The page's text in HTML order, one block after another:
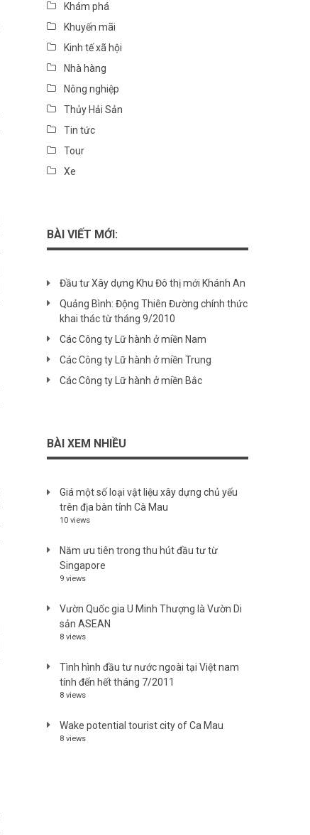
Khám phá
Khuyến mãi
Kinh tế xã hội
Nhà hàng
Nông nghiệp
Thủy Hải Sản
Tin tức
Tour
Xe
BÀI VIẾT MỚI:
Đầu tư Xây dựng Khu Đô thị mới Khánh An
Quảng Bình: Động Thiên Đường chính thức
khai thác từ tháng 9/2010
Các Công ty Lữ hành ở miền Nam
Các Công ty Lữ hành ở miền Trung
Các Công ty Lữ hành ở miền Bắc
BÀI XEM NHIỀU
Giá một số loại vật liệu xây dựng chủ yếu
trên địa bàn tỉnh Cà Mau
10 views
Năm ưu tiên trong thu hút đầu tư từ
Singapore
9 views
Vườn Quốc gia U Minh Thượng là Vườn Di
sản ASEAN
8 views
Tình hình đầu tư nước ngoài tại Việt nam
tính đến hết tháng 7/2011
8 views
Wake potential tourist city of Ca Mau
8 views